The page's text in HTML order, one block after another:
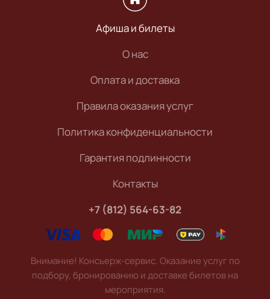
Афиша и билеты
О нас
Оплата и доставка
Правила оказания услуг
Политика конфиденциальности
Гарантия подлинности
Контакты
+7 (812) 564-63-82
Внимание! Консьерж-сервис. Оказание услуг по
подбору, бронированию и доставке билетов на
мероприятия.